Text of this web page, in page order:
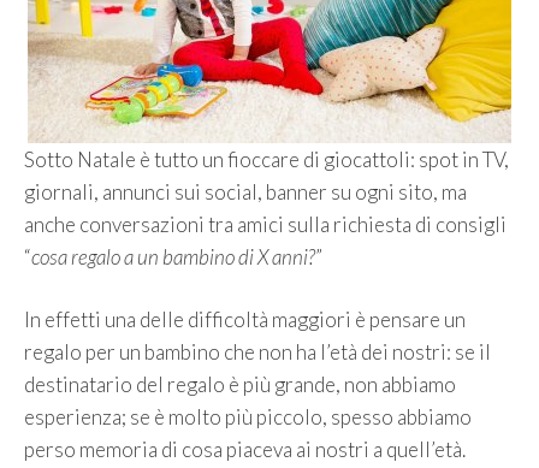
Sotto Natale è tutto un fioccare di giocattoli: spot in TV,
giornali, annunci sui social, banner su ogni sito, ma
anche conversazioni tra amici sulla richiesta di consigli
“cosa regalo a un bambino di X anni?”
In effetti una delle difficoltà maggiori è pensare un
regalo per un bambino che non ha l’età dei nostri: se il
destinatario del regalo è più grande, non abbiamo
esperienza; se è molto più piccolo, spesso abbiamo
perso memoria di cosa piaceva ai nostri a quell’età.